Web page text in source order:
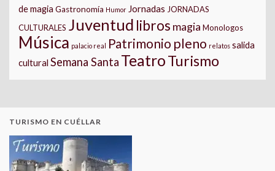
de magia Gastronomía Humor Jornadas JORNADAS
CULTURALES Juventud libros magia Monologos
Música palacio real Patrimonio pleno relatos salida
cultural Semana Santa TeatroTurismo
TURISMO EN CUÉLLAR